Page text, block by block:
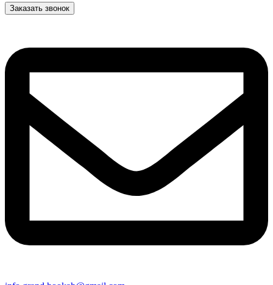
Заказать звонок